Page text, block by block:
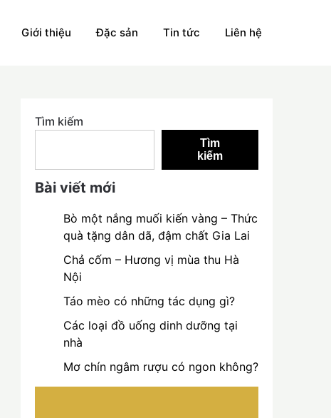
Giới thiệu Đặc sản Tin tức Liên hệ
Tìm kiếm
Tìm
kiếm
Bài viết mới
Bò một nắng muối kiến vàng – Thức
quà tặng dân dã, đậm chất Gia Lai
Chả cốm – Hương vị mùa thu Hà
Nội
Táo mèo có những tác dụng gì?
Các loại đồ uống dinh dưỡng tại
nhà
Mơ chín ngâm rượu có ngon không?